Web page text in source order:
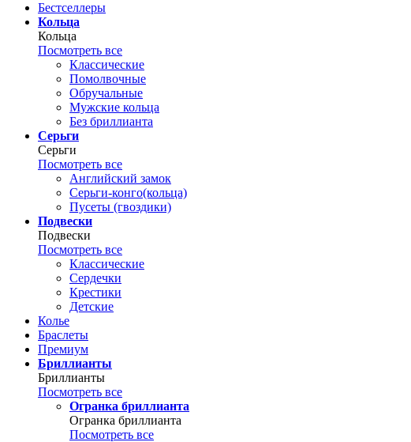
Бестселлеры
Кольца
Кольца
Посмотреть все
Классические
Помолвочные
Обручальные
Мужские кольца
Без бриллианта
Серьги
Серьги
Посмотреть все
Английский замок
Серьги-конго(кольца)
Пусеты (гвоздики)
Подвески
Подвески
Посмотреть все
Классические
Сердечки
Крестики
Детские
Колье
Браслеты
Премиум
Бриллианты
Бриллианты
Посмотреть все
Огранка бриллианта
Огранка бриллианта
Посмотреть все